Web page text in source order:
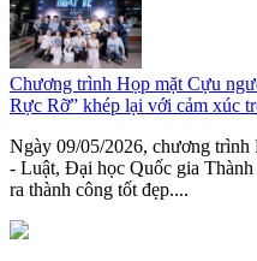
Chương trình Họp mặt Cựu
Rực Rỡ” khép lại với cảm xúc
Ngày 09/05/2026, chương
- Luật, Đại học Quốc gia
ra thành công tốt đẹp....